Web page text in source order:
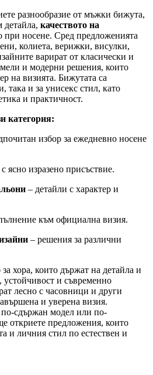
разнообразие от мъжки бижута,
детайла, качеството на
при носене. Сред предложенията
колиета, верижки, висулки,
варират от класически и
и модерни решения, които
на визията. Бижутата са
така и за унисекс стил, като
и практичност.
категория:
избор за ежедневно носене
ясно изразено присъствие.
– детайли с характер и
към официална визия.
– решения за различни
хора, които държат на детайла и
устойчивост и съвременно
лесно с часовници и други
и уверена визия.
сдържан модел или по-
откриете предложения, които
и личния стил по естествен и